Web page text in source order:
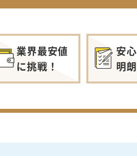
業界最安値
に挑戦！
安
明